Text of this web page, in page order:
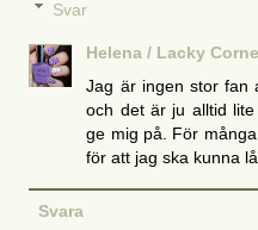
Svar
Helena / Lacky
Jag är ingen stor fan
och det är ju alltid
ge mig på. För
för att jag ska kunna
Svara